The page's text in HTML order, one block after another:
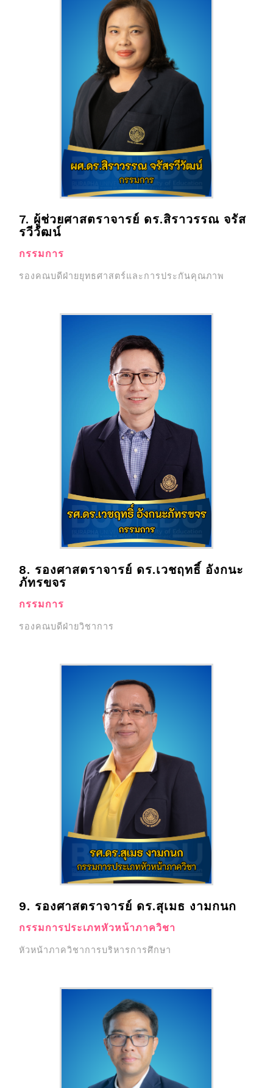
7. ผู้ช่วยศาสตราจารย์ ดร.สิราวรรณ จรัส
รวีวัฒน์
กรรมการ
รองคณบดีฝ่ายยุทธศาสตร์และการประกันคุณภาพ
8. รองศาสตราจารย์ ดร.เวชฤทธิ์ อังกนะ
ภัทรขจร
กรรมการ
รองคณบดีฝ่ายวิชาการ
9. รองศาสตราจารย์ ดร.สุเมธ งามกนก
กรรมการประเภทหัวหน้าภาควิชา
หัวหน้าภาควิชาการบริหารการศึกษา